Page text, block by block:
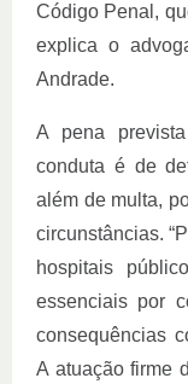
Código Penal,
explica o
Andrade.
A pena
conduta é de
além de multa,
circunstâncias.
hospitais
essenciais por
consequências
A atuação firme